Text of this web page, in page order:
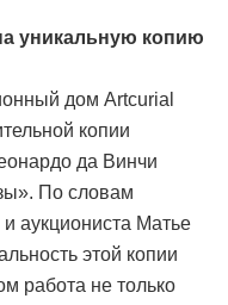
уникальную копию
дом Artcurial
копии
да Винчи
По словам
аукциониста Матье
этой копии
работа не только